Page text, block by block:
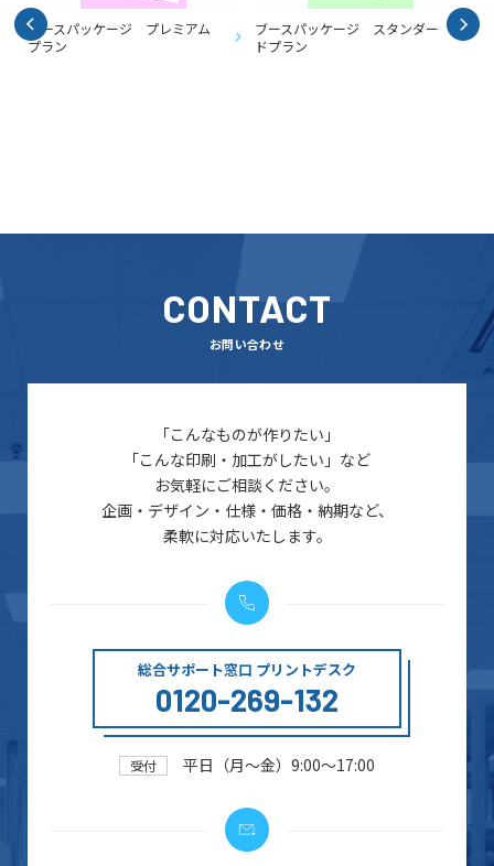
ブースパッケージ プレミアム
プラン
ブースパッケージ スタンダー
ドプラン
CONTACT
お問い合わせ
「こんなものが作りたい」
「こんな印刷・加工がしたい」など
お気軽にご相談ください。
企画・デザイン・仕様・価格・納期など、
柔軟に対応いたします。
総合サポート窓口 プリントデスク
0120-269-132
受付 平日（月～金）9:00～17:00